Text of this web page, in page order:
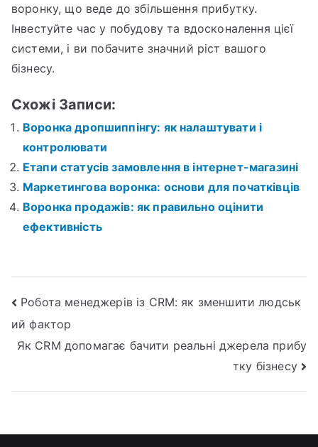
воронку, що веде до збільшення прибутку.
Інвестуйте час у побудову та вдосконалення цієї
системи, і ви побачите значний ріст вашого
бізнесу.
Схожі Записи:
Воронка дропшиппінгу: як налаштувати і
контролювати
Етапи статусів замовлення в інтернет-магазині
Маркетингова воронка: основи для початківців
Воронка продажів: як правильно оцінити
ефективність
Навігація
записів
Робота менеджерів із CRM: як зменшити людськ
ий фактор
Як CRM допомагає бачити реальні джерела прибу
тку бізнесу